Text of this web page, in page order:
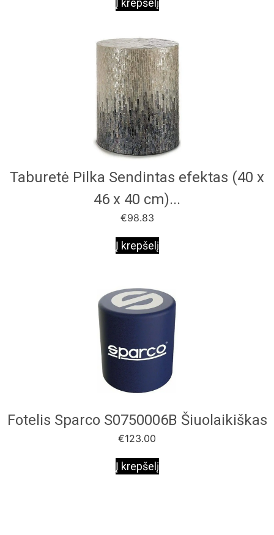
Į krepšelį
Taburetė Pilka Sendintas efektas (40 x
46 x 40 cm)...
€98.83
Į krepšelį
Fotelis Sparco S0750006B Šiuolaikiškas
€123.00
Į krepšelį